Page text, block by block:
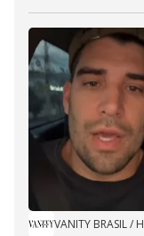
VANITY BRASIL/